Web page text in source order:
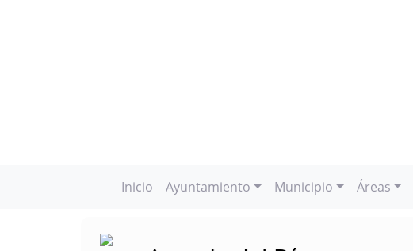
Inicio Ayuntamiento Municipio Áreas